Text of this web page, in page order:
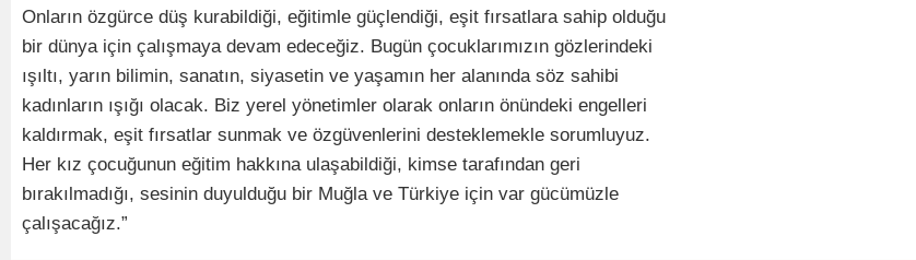
Onların özgürce düş kurabildiği, eğitimle güçlendiği, eşit fırsatlara sahip olduğu
bir dünya için çalışmaya devam edeceğiz. Bugün çocuklarımızın gözlerindeki
ışıltı, yarın bilimin, sanatın, siyasetin ve yaşamın her alanında söz sahibi
kadınların ışığı olacak. Biz yerel yönetimler olarak onların önündeki engelleri
kaldırmak, eşit fırsatlar sunmak ve özgüvenlerini desteklemekle sorumluyuz.
Her kız çocuğunun eğitim hakkına ulaşabildiği, kimse tarafından geri
bırakılmadığı, sesinin duyulduğu bir Muğla ve Türkiye için var gücümüzle
çalışacağız.”